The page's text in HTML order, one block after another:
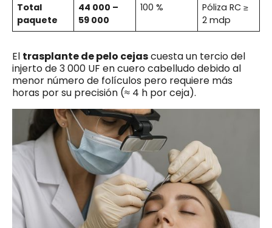
Total
paquete
44 000 –
59 000
100 %
Póliza RC ≥
2 mdp
El trasplante de pelo cejascuesta un tercio del
injerto de 3 000 UF en cuero cabelludo debido al
menor número de folículos pero requiere más
horas por su precisión (≈ 4 h por ceja).